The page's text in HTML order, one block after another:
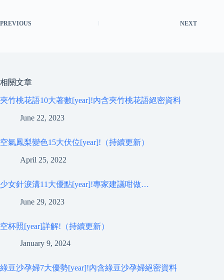
PREVIOUS NEXT
相關文章
夾竹桃花語10大著數[year]!內含夾竹桃花語絕密資料
June 22, 2023
空氣鳳梨變色15大伏位[year]!（持續更新）
April 25, 2022
少女針淚溝11大優點[year]!專家建議咁做…
June 29, 2023
空杯照[year]詳解!（持續更新）
January 9, 2024
綠豆沙孕婦7大優勢[year]!內含綠豆沙孕婦絕密資料